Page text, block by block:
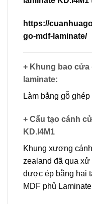
https://
go-mdf-laminate/
+ Khung bao cửa
laminate:
Làm bằng gỗ
+ Cấu tạo cánh
KD.l4M1
Khung xương
zealand đã qua
được ép bằng hai
MDF phủ